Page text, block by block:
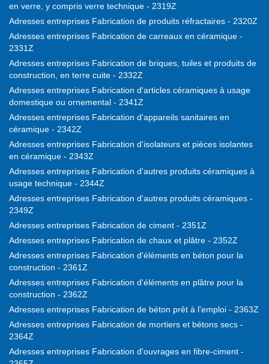
en verre, y compris verre technique - 2319Z
Adresses entreprises Fabrication de produits réfractaires - 2320Z
Adresses entreprises Fabrication de carreaux en céramique -
2331Z
Adresses entreprises Fabrication de briques, tuiles et produits de
construction, en terre cuite - 2332Z
Adresses entreprises Fabrication d'articles céramiques à usage
domestique ou ornemental - 2341Z
Adresses entreprises Fabrication d'appareils sanitaires en
céramique - 2342Z
Adresses entreprises Fabrication d'isolateurs et pièces isolantes
en céramique - 2343Z
Adresses entreprises Fabrication d'autres produits céramiques à
usage technique - 2344Z
Adresses entreprises Fabrication d'autres produits céramiques -
2349Z
Adresses entreprises Fabrication de ciment - 2351Z
Adresses entreprises Fabrication de chaux et plâtre - 2352Z
Adresses entreprises Fabrication d'éléments en béton pour la
construction - 2361Z
Adresses entreprises Fabrication d'éléments en plâtre pour la
construction - 2362Z
Adresses entreprises Fabrication de béton prêt à l'emploi - 2363Z
Adresses entreprises Fabrication de mortiers et bétons secs -
2364Z
Adresses entreprises Fabrication d'ouvrages en fibre-ciment -